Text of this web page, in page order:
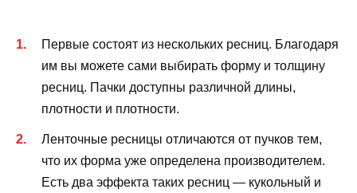
Первые состоят из нескольких ресниц. Благодаря
им вы можете сами выбирать форму и толщину
ресниц. Пачки доступны различной длины,
плотности и плотности.
Ленточные ресницы отличаются от пучков тем,
что их форма уже определена производителем.
Есть два эффекта таких ресниц — кукольный и